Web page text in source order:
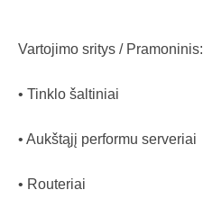
Vartojimo sritys / Pramoninis:
• Tinklo šaltiniai
• Aukštąjį performu serveriai
• Routeriai